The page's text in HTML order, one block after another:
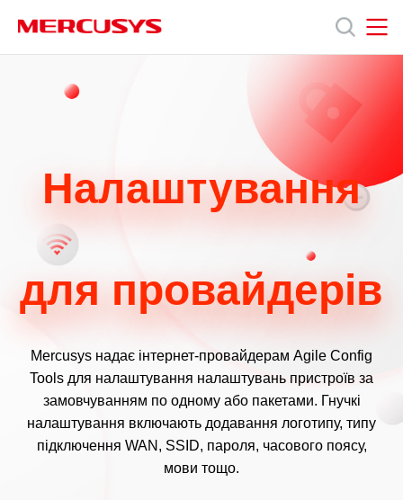
Україна
Налаштування
для провайдерів
Mercusys надає інтернет-провайдерам Agile Config
Tools для налаштування налаштувань пристроїв за
замовчуванням по одному або пакетами. Гнучкі
налаштування включають додавання логотипу, типу
підключення WAN, SSID, пароля, часового поясу,
мови тощо.